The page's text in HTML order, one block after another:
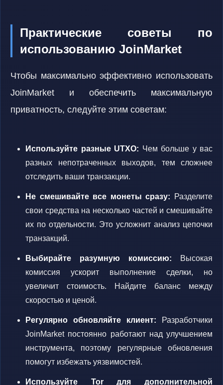
Практические советы по
использованию JoinMarket
Чтобы максимально эффективно использовать
JoinMarket и обеспечить максимальную
приватность, следуйте этим советам:
Используйте разные UTXO: Чем больше у вас
разных непотраченных выходов, тем сложнее
отследить ваши транзакции.
Не смешивайте все монеты сразу: Разделите
свои средства на несколько частей и смешивайте
их по отдельности. Это усложнит анализ цепочки
транзакций.
Выбирайте разумную комиссию: Высокая
комиссия ускорит выполнение сделки, но
увеличит стоимость. Найдите баланс между
скоростью и ценой.
Регулярно обновляйте клиент: Разработчики
JoinMarket постоянно работают над улучшением
инструмента, поэтому регулярные обновления
помогут избежать уязвимостей.
Используйте Tor для дополнительной